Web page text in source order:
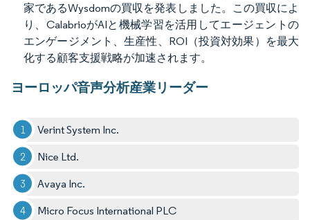
家であるWysdomの買収を発表しました。この買収によ
り、CalabrioがAIと機械学習を活用してエージェントの
エンゲージメント、生産性、ROI（投資対効果）を最大
化する顧客支援戦略が加速されます。
ヨーロッパ音声分析産業リーダー
Verint System Inc.
Nice Ltd.
Avaya Inc.
Micro Focus International PLC